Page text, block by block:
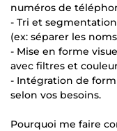
numéros de
- Tri et
(ex: séparer les
- Mise en forme
avec filtres et
- Intégration de
selon vos besoins.
Pourquoi me faire